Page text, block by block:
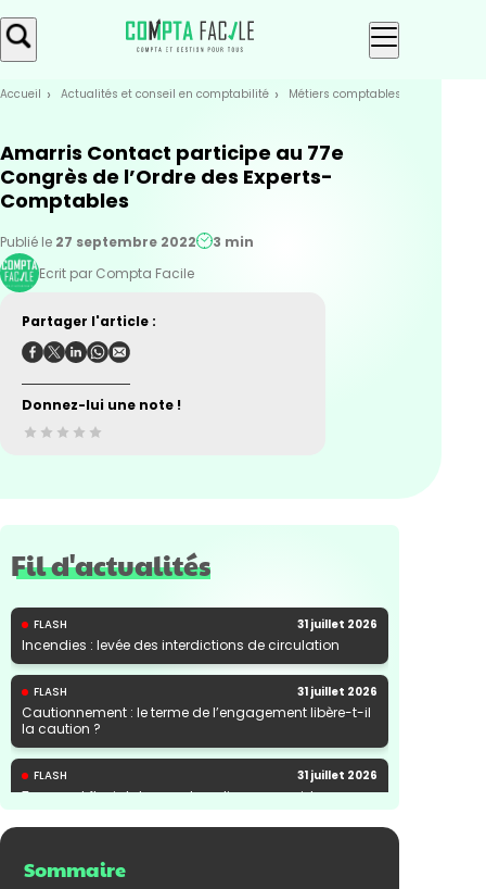
Skip
to
Aller au
contenu
Accueil Actualités et conseil en comptabilité Métiers comptables
Amarris Contact participe au 77e
Congrès de l’Ordre des Experts-
Comptables
Publié le 27 septembre 2022
3 min
Ecrit par Compta Facile
Partager l'article :
Donnez-lui une note !
Fil d'actualités
FLASH 31 juillet 2026
Incendies : levée des interdictions de circulation
FLASH 31 juillet 2026
Cautionnement : le terme de l’engagement libère-t-il
la caution ?
FLASH 31 juillet 2026
Transport fluvial de marchandises : une aide
financière bienvenue
Sommaire